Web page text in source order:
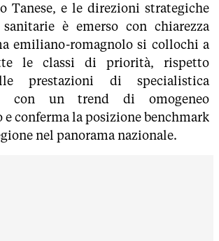
Tanese, e le direzioni strategiche
è emerso con chiarezza
emiliano-romagnolo si collochi a
le classi di priorità, rispetto
prestazioni di specialistica
con un trend di omogeneo
conferma la posizione benchmark
nel panorama nazionale.